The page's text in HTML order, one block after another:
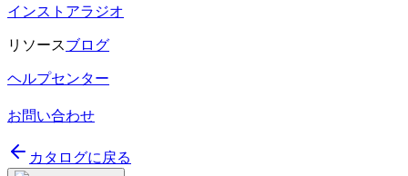
インストアラジオ
リソースブログ
ヘルプセンター
お問い合わせ
カタログに戻る